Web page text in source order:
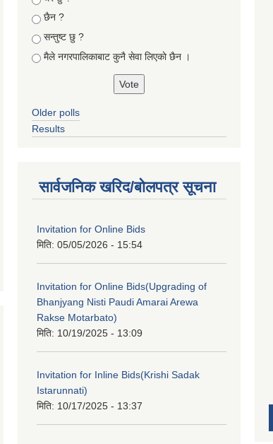
छैन ?
सन्तुष्ट छु ?
मैले नगरपालिकाबाट कुनै सेवा लिएकाे छैन ।
Older polls
Results
सार्वजनिक खरिद/बोलपत्र सूचना
Invitation for Online Bids
मिति: 05/05/2026 - 15:54
Invitation for Online Bids(Upgrading of
Bhanjyang Nisti Paudi Amarai Arewa
Rakse Motarbato)
मिति: 10/19/2025 - 13:09
Invitation for Inline Bids(Krishi Sadak
Istarunnati)
मिति: 10/17/2025 - 13:37